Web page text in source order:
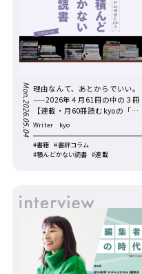
Mon.2026.05.04 理由なんて、あとからでいい。
——2026年４月61冊の中の３冊
【連載・月60冊読むkyoの「積
んどかない」読書／第５回】
Writer kyo
#書籍 #書評コラム
#積んどかない読書 #連載